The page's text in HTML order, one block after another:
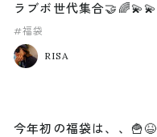
ラブボ世代集合🤝🌈💫💫
#福袋
RISA
今年初の福袋は、、🍟😆